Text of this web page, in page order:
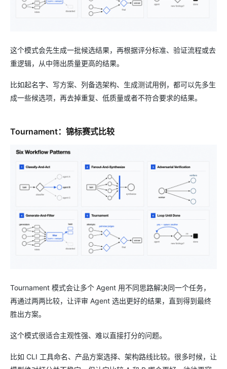
这个模式会先生成一批候选结果，再根据评分标准、验证流程或去
重逻辑，从中筛出质量更高的结果。
比如起名字、写方案、列备选架构、生成测试用例，都可以先多生
成一些候选项，再去掉重复、低质量或者不符合要求的结果。
Tournament：锦标赛式比较
Tournament 模式会让多个 Agent 用不同思路解决同一个任务，
再通过两两比较，让评审 Agent 选出更好的结果，直到得到最终
胜出方案。
这个模式很适合主观性强、难以直接打分的问题。
比如 CLI 工具命名、产品方案选择、架构路线比较。很多时候，让